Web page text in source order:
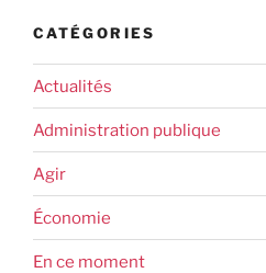
CATÉGORIES
Actualités
Administration publique
Agir
Économie
En ce moment